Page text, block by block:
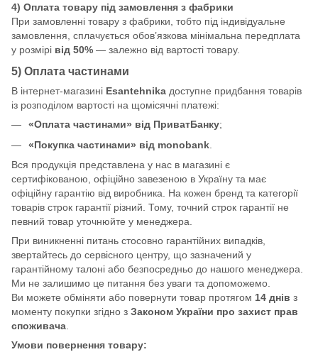
4) Оплата товару під замовлення з фабрики
При замовленні товару з фабрики, тобто під індивідуальне
замовлення, сплачується обов’язкова мінімальна передплата
у розмірі від 50% — залежно від вартості товару.
5) Оплата частинами
В інтернет-магазині Esantehnika доступне придбання товарів
із розподілом вартості на щомісячні платежі:
«Оплата частинами» від ПриватБанку;
«Покупка частинами» від monobank
Вся продукція представлена у нас в магазині є
сертифікованою, офіційно завезеною в Україну та має
офіційну гарантію від виробника. На кожен бренд та категорії
товарів строк гарантії різний. Тому, точний строк гарантії не
певний товар уточнюйте у менеджера.
При виникненні питань стосовно гарантійних випадків,
звертайтесь до сервісного центру, що зазначений у
гарантійному талоні або безпосредньо до нашого менеджера.
Ми не залишимо це питання без уваги та допоможемо.
Ви можете обміняти або повернути товар протягом 14 днів з
моменту покупки згідно з Законом України про захист прав
споживача
Умови повернення товару: